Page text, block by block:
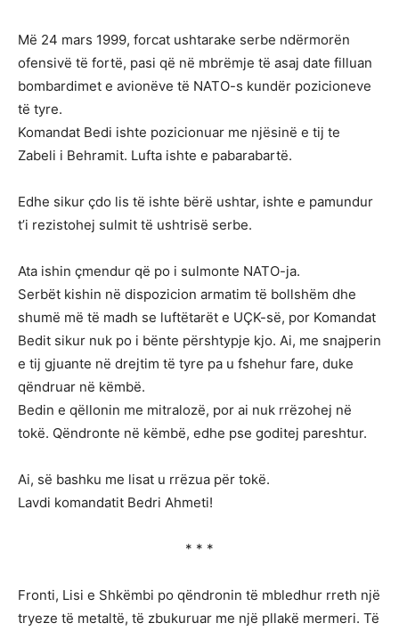
Më 24 mars 1999, forcat ushtarake serbe ndërmorën
ofensivë të fortë, pasi që në mbrëmje të asaj date filluan
bombardimet e avionëve të NATO-s kundër pozicioneve
të tyre.
Komandat Bedi ishte pozicionuar me njësinë e tij te
Zabeli i Behramit. Lufta ishte e pabarabartë.
Edhe sikur çdo lis të ishte bërë ushtar, ishte e pamundur
t’i rezistohej sulmit të ushtrisë serbe.
Ata ishin çmendur që po i sulmonte NATO-ja.
Serbët kishin në dispozicion armatim të bollshëm dhe
shumë më të madh se luftëtarët e UÇK-së, por Komandat
Bedit sikur nuk po i bënte përshtypje kjo. Ai, me snajperin
e tij gjuante në drejtim të tyre pa u fshehur fare, duke
qëndruar në këmbë.
Bedin e qëllonin me mitralozë, por ai nuk rrëzohej në
tokë. Qëndronte në këmbë, edhe pse goditej pareshtur.
Ai, së bashku me lisat u rrëzua për tokë.
Lavdi komandatit Bedri Ahmeti!
* * *
Fronti, Lisi e Shkëmbi po qëndronin të mbledhur rreth një
tryeze të metaltë, të zbukuruar me një pllakë mermeri. Të